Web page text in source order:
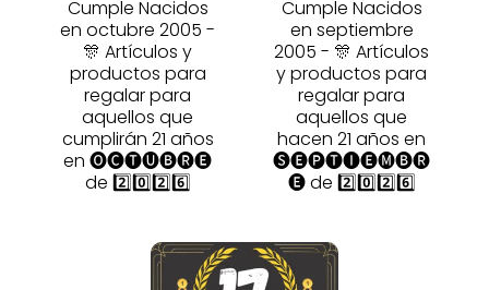
Cumple Nacidos
en octubre 2005 -
🎊 Artículos y
productos para
regalar para
aquellos que
cumplirán 21 años
en 🅞🅒🅣🅤🅑🅡🅔
de 2️⃣0️⃣2️⃣6️⃣
Cumple Nacidos
en septiembre
2005 - 🎊 Artículos
y productos para
regalar para
aquellos que
hacen 21 años en
🅢🅔🅟🅣🅘🅔🅜🅑🅡
🅔 de 2️⃣0️⃣2️⃣6️⃣